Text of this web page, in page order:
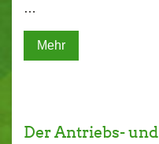
…
Mehr
Der Antriebs-